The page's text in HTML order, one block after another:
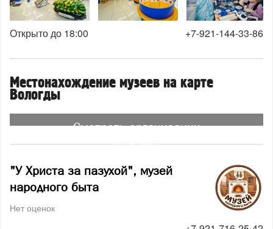
Открыто до 18:00 +7-921-144-33-86
Местонахождение музеев на карте
Вологды
Смотреть организации
на карте
"У Христа за пазухой", музей
народного быта
Нет оценок